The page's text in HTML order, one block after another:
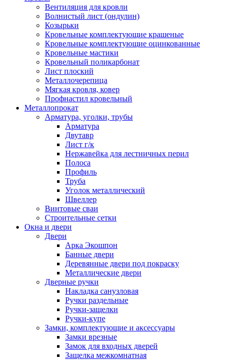
Вентиляция для кровли
Волнистый лист (ондулин)
Козырьки
Кровельные комплектующие крашеные
Кровельные комплектующие оцинкованные
Кровельные мастики
Кровельный поликарбонат
Лист плоский
Металлочерепица
Мягкая кровля, ковер
Профнастил кровельный
Металлопрокат
Арматура, уголки, трубы
Арматура
Двутавр
Лист г/к
Нержавейка для лестничных перил
Полоса
Профиль
Труба
Уголок металлический
Швеллер
Винтовые сваи
Строительные сетки
Окна и двери
Двери
Арка Экошпон
Банные двери
Деревянные двери под покраску
Металлические двери
Дверные ручки
Накладка санузловая
Ручки раздельные
Ручки-защелки
Ручки-купе
Замки, комплектующие и аксессуары
Замки врезные
Замок для входных дверей
Защелка межкомнатная